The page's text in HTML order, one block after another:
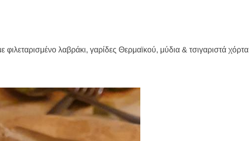
φιλεταρισμένο λαβράκι, γαρίδες Θερμαϊκού, μύδια & τσιγαριστά χόρτα